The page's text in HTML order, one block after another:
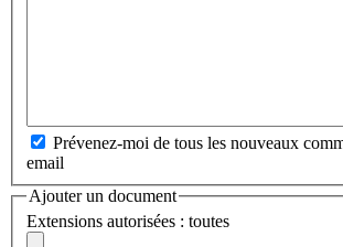
Prévenez-moi de tous les nouveaux
email
Ajouter un document
Extensions autorisées : toutes